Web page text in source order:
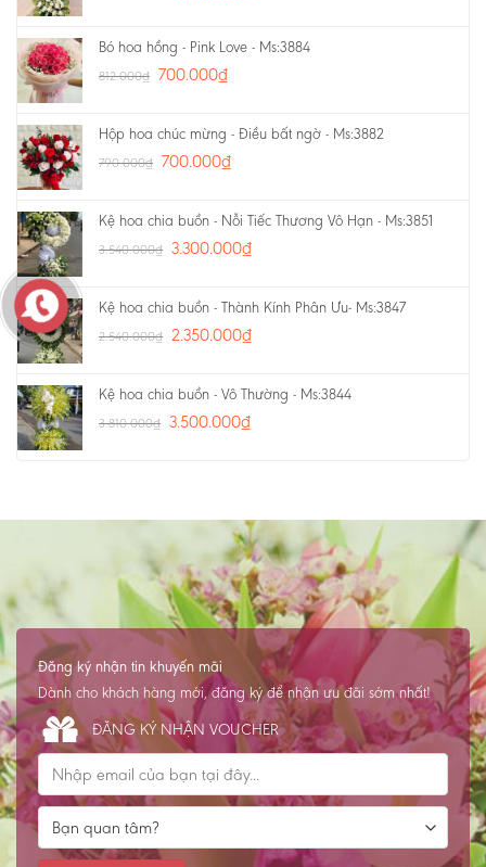
Bó hoa hồng - Pink Love - Ms:3884
812.000₫ 700.000₫
Hộp hoa chúc mừng - Điều bất ngờ - Ms:3882
790.000₫ 700.000₫
Kệ hoa chia buồn - Nỗi Tiếc Thương Vô Hạn - Ms:3851
3.540.000₫ 3.300.000₫
Kệ hoa chia buồn - Thành Kính Phân Ưu- Ms:3847
2.540.000₫ 2.350.000₫
Kệ hoa chia buồn - Vô Thường - Ms:3844
3.810.000₫ 3.500.000₫
Đăng ký nhận tin khuyến mãi
Dành cho khách hàng mới, đăng ký để nhận ưu đãi sớm nhất!
ĐĂNG KÝ NHẬN VOUCHER